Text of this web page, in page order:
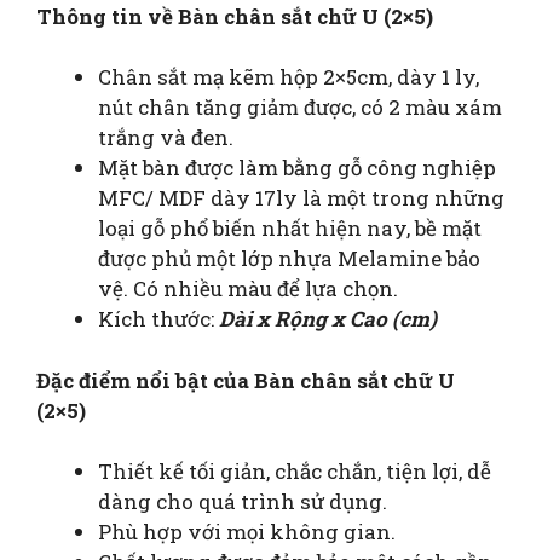
Thông tin về Bàn chân sắt chữ U (2×5)
Chân sắt mạ kẽm hộp 2×5cm, dày 1 ly,
nút chân tăng giảm được, có 2 màu xám
trắng và đen.
Mặt bàn được làm bằng gỗ công nghiệp
MFC/ MDF dày 17ly là một trong những
loại gỗ phổ biến nhất hiện nay, bề mặt
được phủ một lớp nhựa Melamine bảo
vệ. Có nhiều màu để lựa chọn.
Kích thước:Dài x Rộng x Cao (cm)
Đặc điểm nổi bật củaBàn chân sắt chữ U
(2×5)
Thiết kế tối giản, chắc chắn, tiện lợi, dễ
dàng cho quá trình sử dụng.
Phù hợp với mọi không gian.